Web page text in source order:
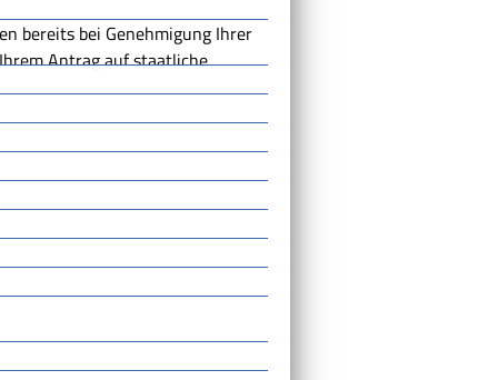
bereits bei Genehmigung Ihrer
Antrag auf staatliche